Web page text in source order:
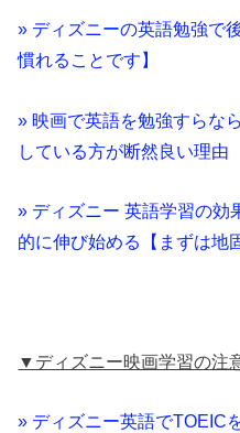
» ディズニーの英語勉強で
慣れることです】
» 映画で英語を勉強すらな
している方が断然良い理由
» ディズニー 英語学習の効
的に伸び始める【まずは地
▼ディズニー映画学習の注
» ディズニー英語でTOEIC